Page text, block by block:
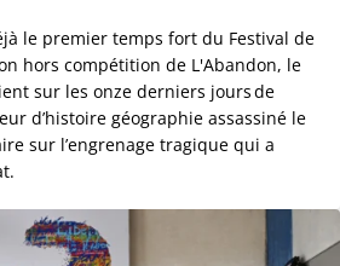
le premier temps fort du Festival de
hors compétition de L'Abandon, le
sur les onze derniers jours de
d’histoire géographie assassiné le
sur l’engrenage tragique qui a